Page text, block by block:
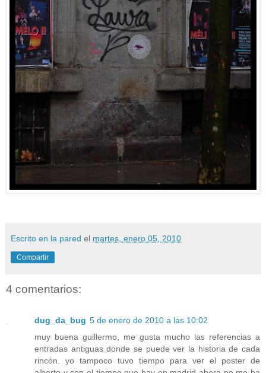
Escrito en la pared el martes, enero 05, 2010
Compartir
4 comentarios:
dug_da_bug 5 de enero de 2010 a las 10:02
muy buena guillermo, me gusta mucho las referencias a
entradas antiguas donde se puede ver la historia de cada
rincón. yo tampoco tuvo tiempo para ver el poster de